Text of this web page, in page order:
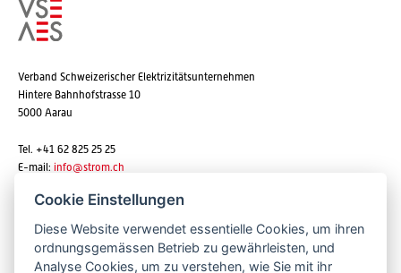
Verband Schweizerischer Elektrizitätsunternehmen
Hintere Bahnhofstrasse 10
5000 Aarau
Tel. +41 62 825 25 25
E-mail: info@strom.ch
Newsletter abonnieren
Cookie Einstellungen
Diese Website verwendet essentielle Cookies, um ihren
ordnungsgemässen Betrieb zu gewährleisten, und
Analyse Cookies, um zu verstehen, wie Sie mit ihr